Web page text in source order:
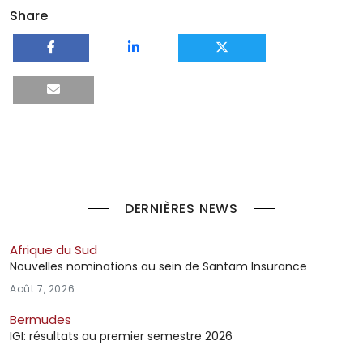
Share
DERNIÈRES NEWS
Afrique du Sud
Nouvelles nominations au sein de Santam Insurance
Août 7, 2026
Bermudes
IGI: résultats au premier semestre 2026